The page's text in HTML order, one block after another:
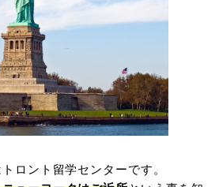
ロント留学センターです。